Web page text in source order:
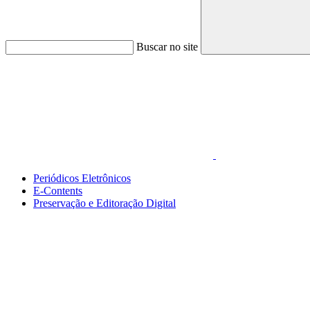
Buscar no site
Periódicos Eletrônicos
E-Contents
Preservação e Editoração Digital